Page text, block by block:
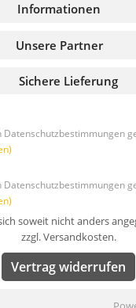
Informationen
Sichere Lieferung
Unsere Partner
Datenschutzbestimmungen
Datenschutzbestimmungen
soweit nicht anders
zzgl. Versandkosten.
Vertrag widerrufen